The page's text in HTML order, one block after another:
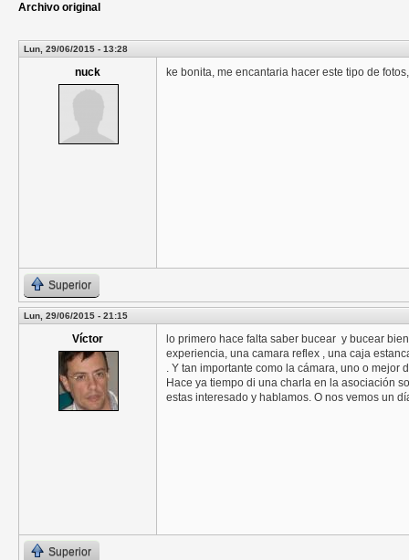
Archivo original
Lun, 29/06/2015 - 13:28
nuck ke bonita, me encantaria hacer este tipo de
Superior
Lun, 29/06/2015 - 21:15
Víctor
lo primero hace falta saber bucear y bucear
experiencia, una camara reflex , una caja
. Y tan importante como la cámara, uno o
Hace ya tiempo di una charla en la asociación
estas interesado y hablamos. O nos vemos un
Superior